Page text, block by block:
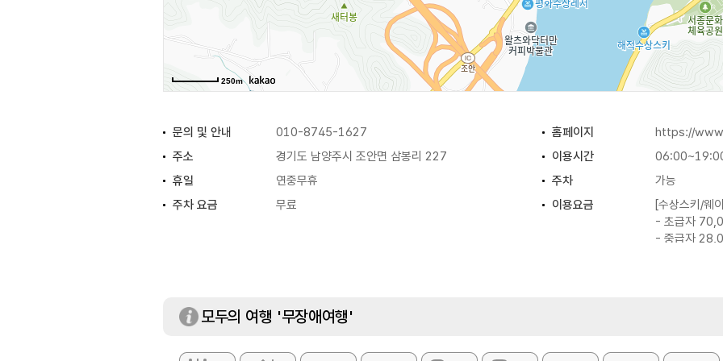
250m
문의 및 안내 010-8745-1627 홈페이지
https://
주소
경기도 남양주시 조안면 삼봉리 227 이용시간
휴일
연중무휴 주차
가능
주차 요금
무료 이용요금
[수상스키/웨
- 초급자
- 중급자
※ 자세한 사
모두의 여행 '무장애여행'